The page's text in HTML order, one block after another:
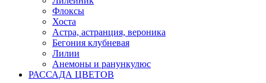
Флоксы
Хоста
Астра, астранция, вероника
Бегония клубневая
Лилии
Анемоны и ранункулюс
РАССАДА ЦВЕТОВ